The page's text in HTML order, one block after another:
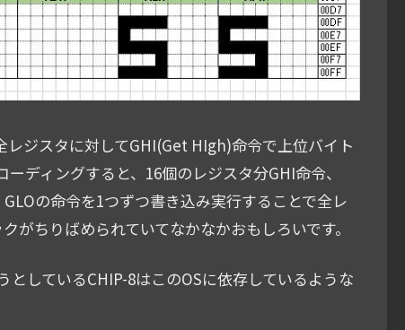
レジスタに対してGHI(Get HIgh)命令で上位バイト
ディングすると、16個のレジスタ分GHI命令、
の命令を1つずつ書き込み実行することで全レ
ちりばめられていてなかなかおもしろいです。
しているCHIP-8はこのOSに依存しているような